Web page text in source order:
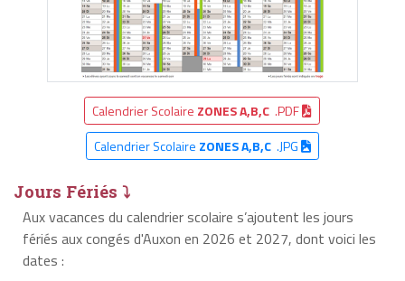
Calendrier Scolaire ZONES A,B,C .PDF
Calendrier Scolaire ZONES A,B,C.JPG
Jours Fériés ⤵
Aux vacances du calendrier scolaire s’ajoutent les jours
fériés aux congés d'Auxon en 2026 et 2027, dont voici les
dates :